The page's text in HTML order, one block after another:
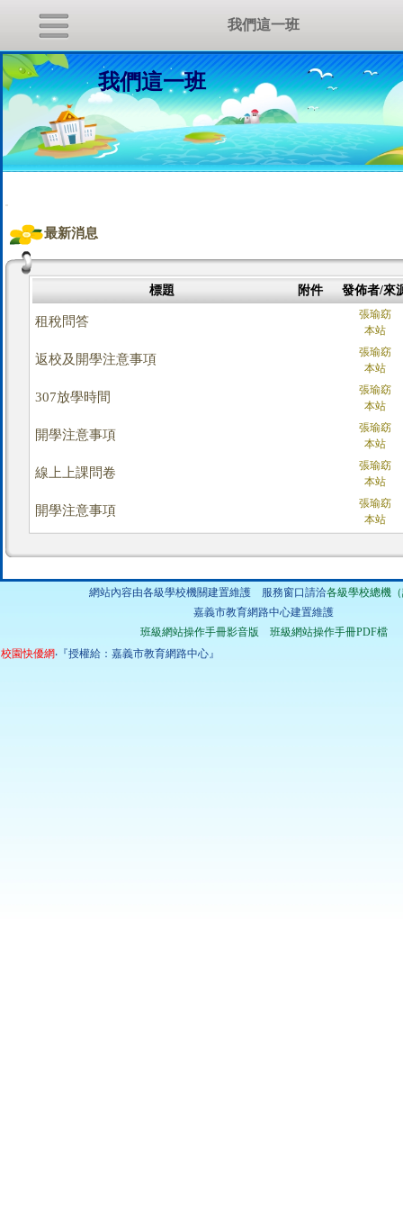
我們這一班
:::
最新消息
標題 附件 發佈者/來
租稅問答
張瑜窈
本站
返校及開學注意事項
張瑜窈
本站
307放學時間
張瑜窈
本站
開學注意事項
張瑜窈
本站
線上上課問卷
張瑜窈
本站
開學注意事項
張瑜窈
本站
網站內容由各級學校機關建置維護 服務窗口請洽各級學校總機
嘉義市教育網路中心建置維護
班級網站操作手冊影音版
班級網站操作手冊PDF檔
校園快優網‧『授權給：嘉義市教育網路中心』
我們這一班